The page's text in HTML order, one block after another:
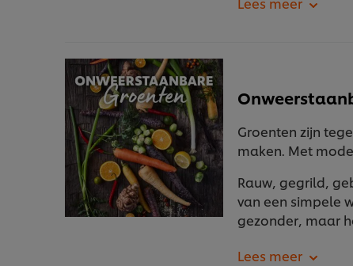
Groenten zijn
maken. Met
Rauw, gegrild,
van een simpele
gezonder, maar